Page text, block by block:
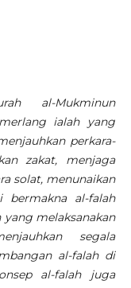
al-Mukminun
ialah yang
perkara-
zakat, menjaga
solat, menunaikan
bermakna al-falah
melaksanakan
segala
al-falah di
al-falah juga